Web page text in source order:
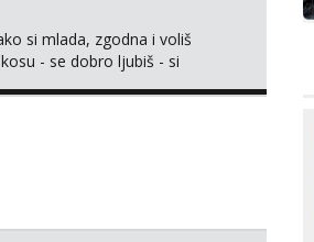
si mlada, zgodna i voliš
- se dobro ljubiš - si